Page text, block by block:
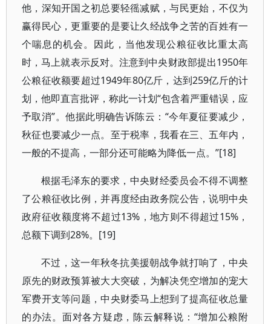
他，深知开国之初总要轻徭减赋，与民更始，不仅为
赢得民心，更重要的是要让久经战争之苦的百姓有一
个喘息的机会。因此，当他发现公粮征收比重太高
时，马上就表示反对。注意到中央财政部提出1950年
公粮征收额要超过1949年80亿斤，达到259亿斤的计
划，他即直言批评，称此一计划“包含着严重错误，应
予取消”。他据此明确告诉陈云：“今年夏征要减少，
秋征也要减少一点。至于税率，我看在三、五年内，
一般的不提高，一部分还可能略为降低一点。”[18]
根据毛泽东的要求，中央财经委员会不得不调整
了公粮征收比例，并再度经由政务院公告，说明中央
政府征收额度将不超过13% ，地方则不得超过15%，
总额下调到28%。 [19]
不过，这一年秋冬抗美援朝战争就打响了，中央
原先的财政预算被大大突破，为解决凭空增加的宠大
军费开支等问题，中央财委马上想到了提高征收总量
的办法。面对各方疑虑，陈云解释说：“增加公粮附